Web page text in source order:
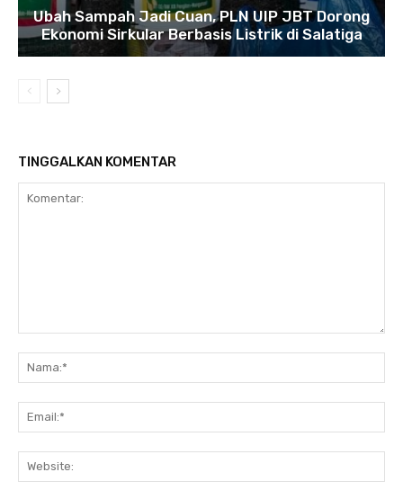
Ubah Sampah Jadi Cuan, PLN UIP JBT Dorong
Ekonomi Sirkular Berbasis Listrik di Salatiga
TINGGALKAN KOMENTAR